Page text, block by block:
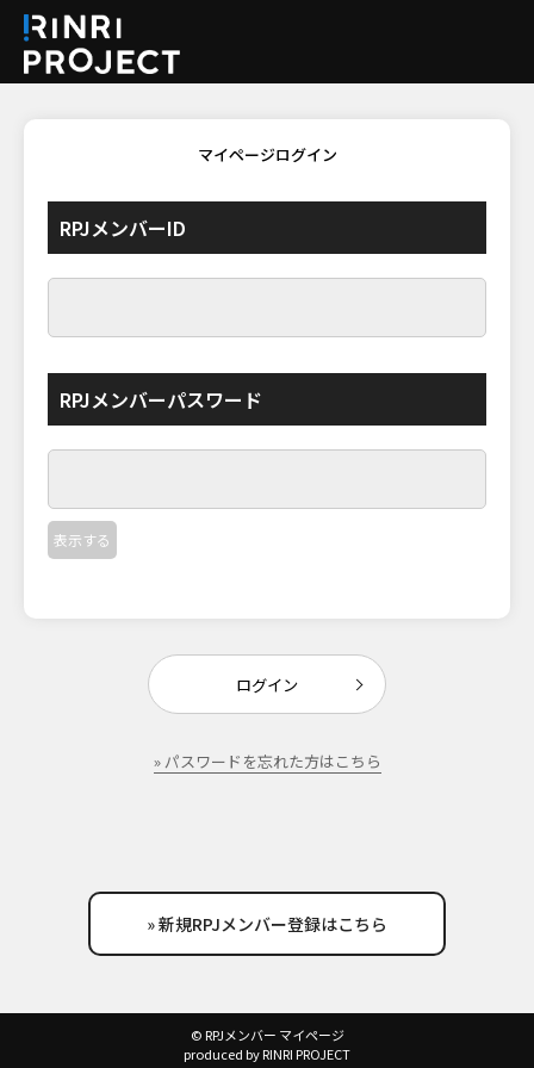
マイページログイン
RPJメンバーID
RPJメンバーパスワード
表示する
ログイン
» パスワードを忘れた方はこちら
» 新規RPJメンバー登録はこちら
© RPJメンバー マイページ
produced by RINRI PROJECT